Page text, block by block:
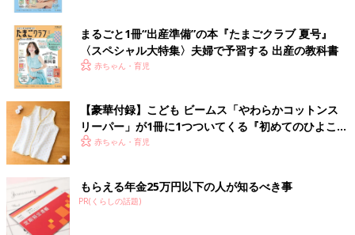
まるごと1冊“出産準備”の本『たまごクラブ 夏号』
〈スペシャル大特集〉夫婦で予習する 出産の教科書
赤ちゃん・育児
【豪華付録】こども ビームス「やわらかコットンス
リーパー」が1冊に1つついてくる『初めてのひよこク
ラブ』春号が発売中！
赤ちゃん・育児
もらえる年金25万円以下の人が知るべき事
PR(くらしの話題)